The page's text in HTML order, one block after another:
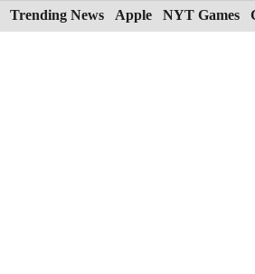
Skip
to
Trending News Apple NYT Games